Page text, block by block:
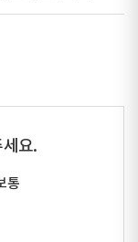
요.
통